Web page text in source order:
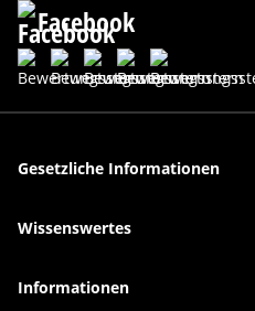
Facebook
Gesetzliche Informationen
Wissenswertes
Informationen